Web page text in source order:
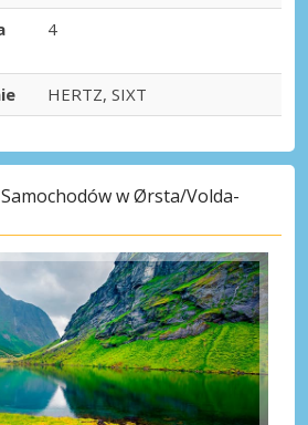
4
HERTZ, SIXT
w Ørsta/Volda-